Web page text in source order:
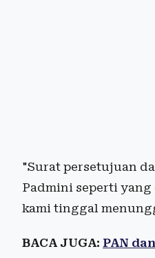
"Surat persetujuan
Padmini seperti yang
kami tinggal
BACA JUGA: PAN